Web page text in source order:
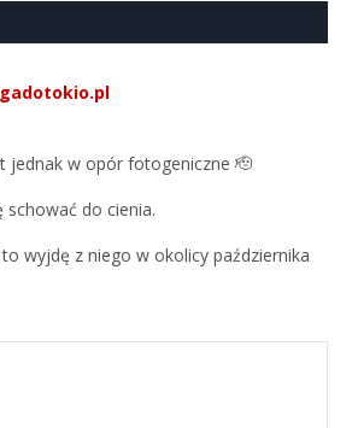
jednak w opór fotogeniczne 🫡
schować do cienia.
wyjdę z niego w okolicy października